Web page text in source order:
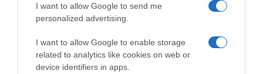
I want to allow Google to send me
personalized advertising.
I want to allow Google to enable storage
related to analytics like cookies on web or
device identifiers in apps.
ΌΣΑ ΧΡΕΙΆΖΕΣΑΙ
ΓΙΑ ΤΟ ΚΑΛΟΚΑΊΡΙ ΣΟΥ →
ΡΟΗ ΕΙΔΗΣΕΩΝ